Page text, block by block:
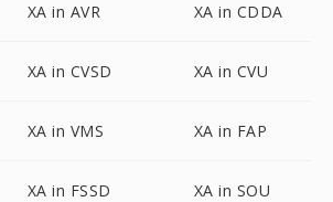
XA in AVR XA in CDDA
XA in CVSD XA in CVU
XA in VMS XA in FAP
XA in FSSD XA in SOU